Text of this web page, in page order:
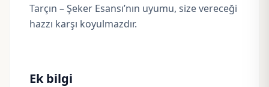
Tarçın – Şeker Esansı’nın uyumu, size vereceği
hazzı karşı koyulmazdır.
Ek bilgi